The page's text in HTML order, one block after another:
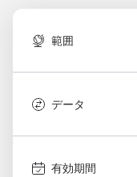
範囲
データ
有効期間